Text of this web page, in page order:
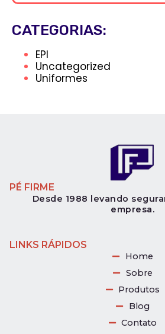
CATEGORIAS:
EPI
Uncategorized
Uniformes
PÉ FIRME
Desde 1988 levando
empresa.
LINKS RÁPIDOS
Home
Sobre
Produtos
Blog
Contato